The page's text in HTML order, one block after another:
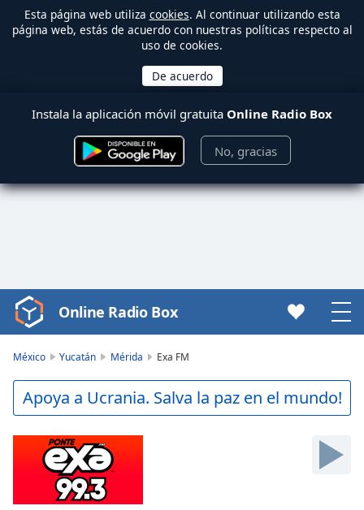
Esta página web utiliza cookies. Al continuar utilizando esta
página web, estás de acuerdo con nuestras políticas respecto al
uso de cookies.
Instala la aplicación móvil gratuita Online Radio Box
No, gracias
Video
Player
Play
Video
Backward
Mute
Online Radio Box
México Yucatán Mérida Exa FM
Apoya a Ucrania. Salva la paz en el mundo!